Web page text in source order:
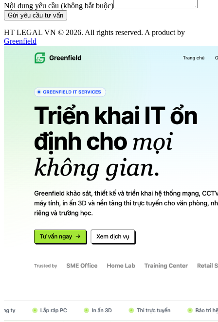
Nội dung yêu cầu (không bắt buộc)
Gửi yêu cầu tư vấn
HT LEGAL VN © 2026. All rights reserved. A product by
Greenfield